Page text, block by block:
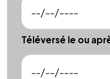
Téléversé le ou